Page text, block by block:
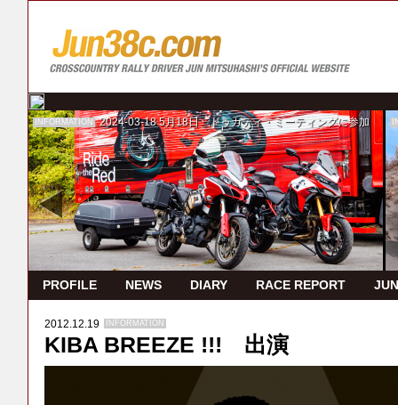
INFORMATION 2024-03-18 5月18日 ドゥカティ・ミーティングに参加
PROFILE NEWS DIARY RACE REPORT
2012.12.19 INFORMATION
KIBA BREEZE !!! 出演